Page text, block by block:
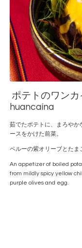
ポテトのワン
huancaína
茹でたポテトに、まろやか
ースをかけた前菜。
ペルーの紫オリーブとたま
An appetizer of boiled
from mildly spicy yellow
purple olives and egg.